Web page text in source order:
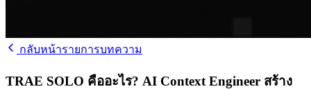
กลับหน้ารายการบทความ
TRAE SOLO คืออะไร? AI Context Engineer สร้าง